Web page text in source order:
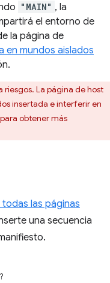
"MAIN" , la
el entorno de
la página de
en mundos aislados
riesgos. La página de host
insertada e interferir en
para obtener más
todas las páginas
una secuencia